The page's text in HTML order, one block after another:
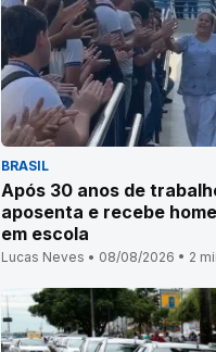
BRASIL
Após 30 anos de
aposenta e recebe
em escola
Lucas Neves • 08/08/2026 • 2